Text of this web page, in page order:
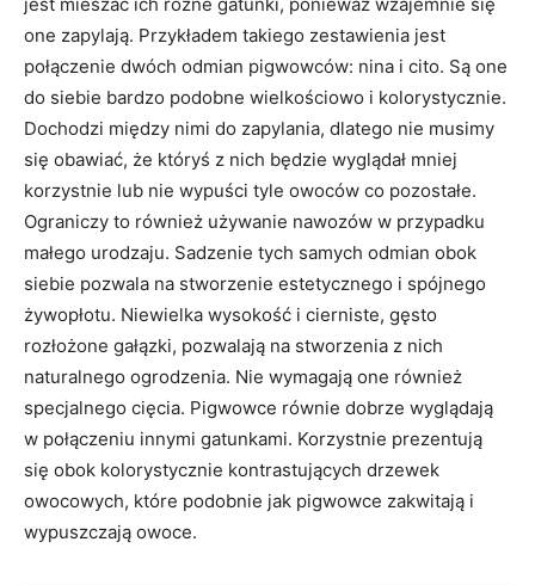
one zapylają. Przykładem takiego zestawienia jest
połączenie dwóch odmian pigwowców: nina i cito. Są one
do siebie bardzo podobne wielkościowo i kolorystycznie.
Dochodzi między nimi do zapylania, dlatego nie musimy
się obawiać, że któryś z nich będzie wyglądał mniej
korzystnie lub nie wypuści tyle owoców co pozostałe.
Ograniczy to również używanie nawozów w przypadku
małego urodzaju. Sadzenie tych samych odmian obok
siebie pozwala na stworzenie estetycznego i spójnego
żywopłotu. Niewielka wysokość i cierniste, gęsto
rozłożone gałązki, pozwalają na stworzenia z nich
naturalnego ogrodzenia. Nie wymagają one również
specjalnego cięcia. Pigwowce równie dobrze wyglądają
w połączeniu innymi gatunkami. Korzystnie prezentują
się obok kolorystycznie kontrastujących drzewek
owocowych, które podobnie jak pigwowce zakwitają i
wypuszczają owoce.